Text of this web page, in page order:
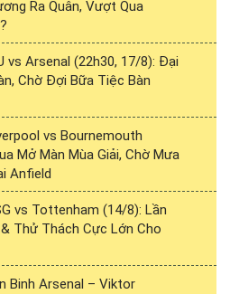
Ra Quân, Vượt Qua
vs Arsenal (22h30, 17/8): Đại
Chờ Đợi Bữa Tiệc Bàn
vs Bournemouth
Mở Màn Mùa Giải, Chờ Mưa
Anfield
vs Tottenham (14/8): Lần
Thử Thách Cực Lớn Cho
Binh Arsenal – Viktor